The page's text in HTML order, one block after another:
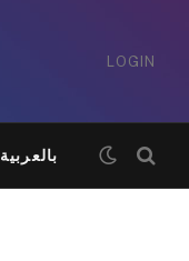
LOGIN
بالعربية